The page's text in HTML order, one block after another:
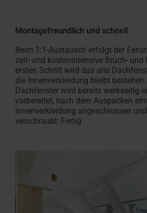
Roto
Zubehör und
Dachfenster
Wartungsvideos
Broschüren & mehr
Montagefreundlich und schnell
Beim 1:1-Austausch erfolgt der
zeit- und kostenintensive Bruch- und
ersten Schritt wird das alte
die Innenverkleidung bleibt
Dachfenster wird bereits werkseitig
vorbereitet, nach dem Auspacken
Innenverkleidung angeschlossen
verschraubt. Fertig.